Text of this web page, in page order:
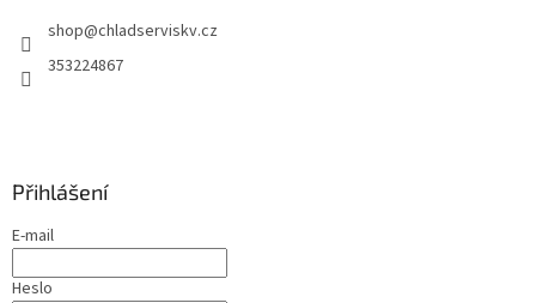
shop@chladserviskv.cz
353224867
Přihlášení
E-mail
Heslo